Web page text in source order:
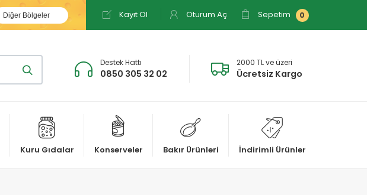
Diğer Bölgeler Kayıt Ol Oturum Aç Sepetim 0
Destek Hattı
0850 305 32 02
2000 TL ve üzeri
Ücretsiz Kargo
Kuru Gıdalar Konserveler Bakır Ürünleri İndirimli Ürünler